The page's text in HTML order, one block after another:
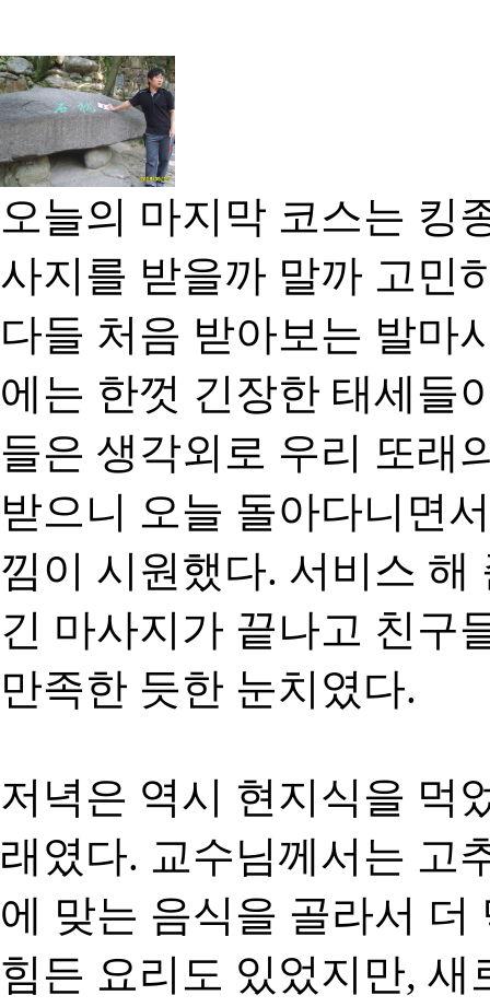
오늘의 마지막 코스는 킹
사지를 받을까 말까 고민
다들 처음 받아보는 발마
에는 한껏 긴장한 태세들
들은 생각외로 우리 또래
받으니 오늘 돌아다니면
낌이 시원했다. 서비스
긴 마사지가 끝나고 친구
만족한 듯한 눈치였다.
저녁은 역시 현지식을 먹
래였다. 교수님께서는 고
에 맞는 음식을 골라서
힘든 요리도 있었지만,